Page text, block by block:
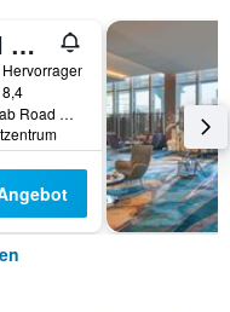
Swissôtel Al Ghurair
Hervorragend
8,4
Umar Bin Al Kattab Road 42933166, 42933166, Dubai, Vereinigte Arabische Emirate